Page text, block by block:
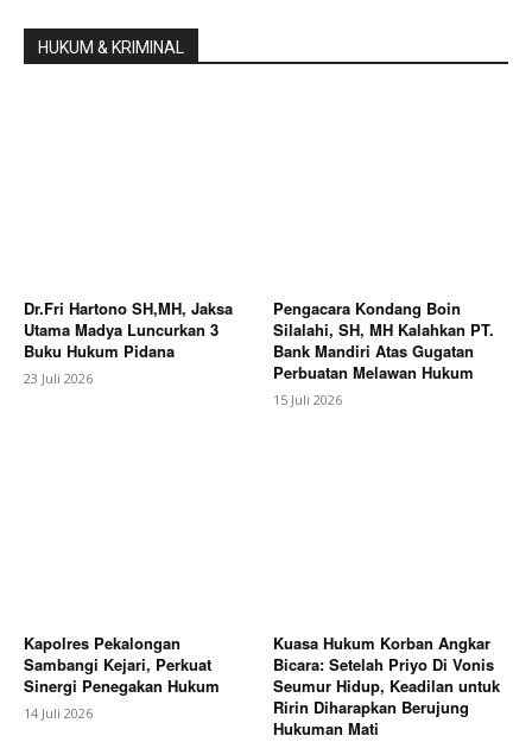
HUKUM & KRIMINAL
Dr.Fri Hartono SH,MH, Jaksa
Utama Madya Luncurkan 3
Buku Hukum Pidana
23 Juli 2026
Pengacara Kondang Boin
Silalahi, SH, MH Kalahkan PT.
Bank Mandiri Atas Gugatan
Perbuatan Melawan Hukum
15 Juli 2026
Kapolres Pekalongan
Sambangi Kejari, Perkuat
Sinergi Penegakan Hukum
14 Juli 2026
Kuasa Hukum Korban Angkar
Bicara: Setelah Priyo Di Vonis
Seumur Hidup, Keadilan untuk
Ririn Diharapkan Berujung
Hukuman Mati